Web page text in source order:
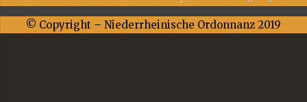
© Copyright – Niederrheinische Ordonnanz 2019